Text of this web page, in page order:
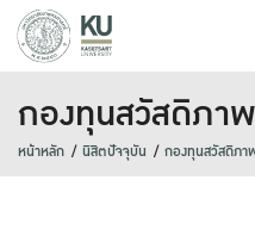
กองทุนสวัสดิภา
หน้าหลัก นิสิตปัจจุบัน กองทุนสวัสดิภ